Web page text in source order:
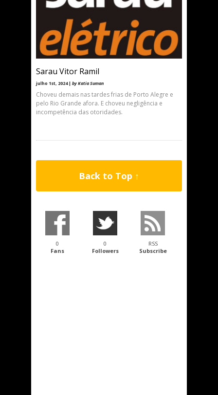
Sarau Vitor Ramil
julho 1st, 2024 | by Katia Suman
Choveu demais nas tardes frias de Porto Alegre e
pelo Rio Grande afora. E choveu negligência e
incompetência das otoridades.
Back to Top ↑
0
Fans
0
Followers
RSS
Subscribe